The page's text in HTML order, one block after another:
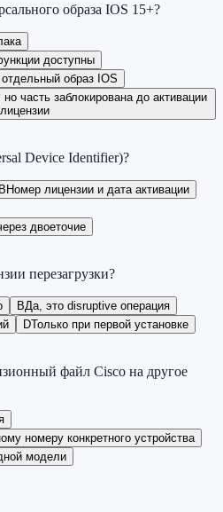
образа IOS 15+?
доступны
образ IOS
часть заблокирована до активации
лицензии
Device Identifier)?
B Номер лицензии и дата активации
двоеточие
перезагрузки?
BДа, это disruptive операция
DТолько при первой установке
файл Cisco на другое
номеру конкретного устройства
модели